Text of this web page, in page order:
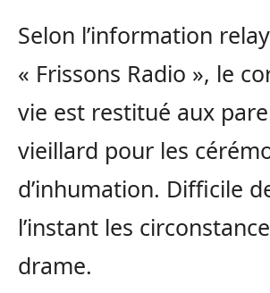
Selon l’information
« Frissons Radio », le
vie est restitué aux
vieillard pour les
d’inhumation. Difficile
l’instant les
drame.